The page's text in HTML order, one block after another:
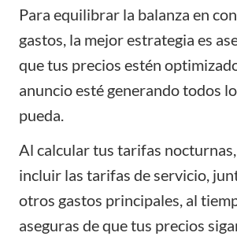
Para equilibrar la balanza en
gastos, la mejor estrategia es
que tus precios estén
anuncio esté generando todos
pueda.
Al calcular tus tarifas
incluir las tarifas de servicio,
otros gastos principales, al
aseguras de que tus precios